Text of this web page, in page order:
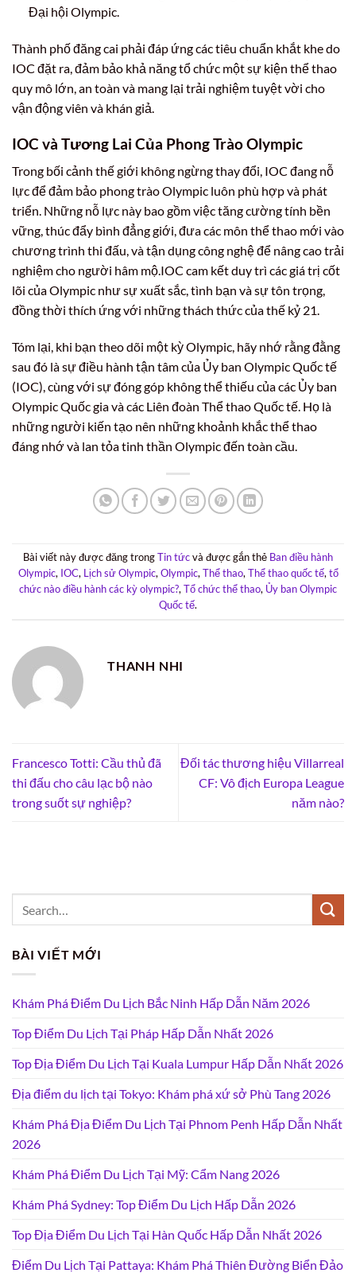
Đại hội Olympic.
Thành phố đăng cai phải đáp ứng các tiêu chuẩn khắt khe do
IOC đặt ra, đảm bảo khả năng tổ chức một sự kiện thể thao
quy mô lớn, an toàn và mang lại trải nghiệm tuyệt vời cho
vận động viên và khán giả.
IOC và Tương Lai Của Phong Trào Olympic
Trong bối cảnh thế giới không ngừng thay đổi, IOC đang nỗ
lực để đảm bảo phong trào Olympic luôn phù hợp và phát
triển. Những nỗ lực này bao gồm việc tăng cường tính bền
vững, thúc đẩy bình đẳng giới, đưa các môn thể thao mới vào
chương trình thi đấu, và tận dụng công nghệ để nâng cao trải
nghiệm cho người hâm mộ.IOC cam kết duy trì các giá trị cốt
lõi của Olympic như sự xuất sắc, tình bạn và sự tôn trọng,
đồng thời thích ứng với những thách thức của thế kỷ 21.
Tóm lại, khi bạn theo dõi một kỳ Olympic, hãy nhớ rằng đằng
sau đó là sự điều hành tận tâm của Ủy ban Olympic Quốc tế
(IOC), cùng với sự đóng góp không thể thiếu của các Ủy ban
Olympic Quốc gia và các Liên đoàn Thể thao Quốc tế. Họ là
những người kiến tạo nên những khoảnh khắc thể thao
đáng nhớ và lan tỏa tinh thần Olympic đến toàn cầu.
Bài viết này được đăng trongTin tứcvà được gắn thẻ Ban điều hành
Olympic, IOC, Lịch sử Olympic,Olympic,Thể thao,Thể thao quốc tế,tổ
chức nào điều hành các kỳ olympic?,Tổ chức thể thao, Ủy ban Olympic
Quốc tế.
THANH NHI
Francesco Totti: Cầu thủ đã
thi đấu cho câu lạc bộ nào
trong suốt sự nghiệp?
Đối tác thương hiệu Villarreal
CF: Vô địch Europa League
năm nào?
BÀI VIẾT MỚI
Khám Phá Điểm Du Lịch Bắc Ninh Hấp Dẫn Năm 2026
Top Điểm Du Lịch Tại Pháp Hấp Dẫn Nhất 2026
Top Địa Điểm Du Lịch Tại Kuala Lumpur Hấp Dẫn Nhất 2026
Địa điểm du lịch tại Tokyo: Khám phá xứ sở Phù Tang 2026
Khám Phá Địa Điểm Du Lịch Tại Phnom Penh Hấp Dẫn Nhất
2026
Khám Phá Điểm Du Lịch Tại Mỹ: Cẩm Nang 2026
Khám Phá Sydney: Top Điểm Du Lịch Hấp Dẫn 2026
Top Địa Điểm Du Lịch Tại Hàn Quốc Hấp Dẫn Nhất 2026
Điểm Du Lịch Tại Pattaya: Khám Phá Thiên Đường Biển Đảo